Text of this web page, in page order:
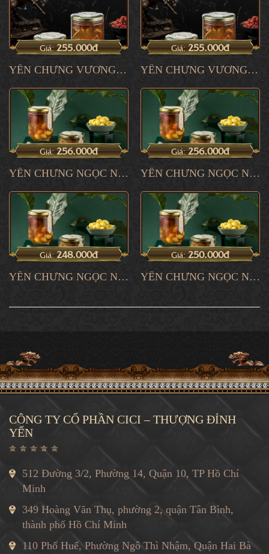
Giá:255.000đ
YẾN CHƯNG VƯƠNG DƯỢC 2
Giá:255.000đ
YẾN CHƯNG VƯƠNG DƯỢC 1
Giá:256.000đ
YẾN CHƯNG NGỌC NỮ 4
Giá:256.000đ
YẾN CHƯNG NGỌC NỮ 3
Giá:248.000đ
YẾN CHƯNG NGỌC NỮ 2
Giá:250.000đ
YẾN CHƯNG NGỌC NỮ 1
CÔNG TY CỔ PHẦN CICI – THƯỢNG ĐỈNH
YẾN
512 Đường 3/2, Phường 14, Quận 10, TP Hồ Chí
Minh
349 Hoàng Văn Thụ, phường 2, quận Tân Bình,
thành phố Hồ Chí Minh
110 Phố Huế, Phường Ngô Thì Nhậm, Quận Hai Bà